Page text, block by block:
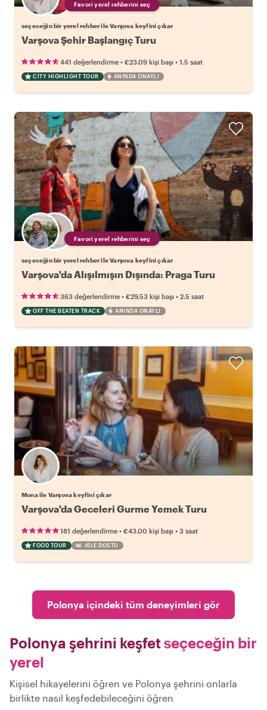
Favori yerel rehberini seç
seçeceğin bir yerel rehber ile Varşova keyfini çıkar
Varşova Şehir Başlangıç Turu
441 değerlendirme • €23.09 kişi başı • 1.5 saat
CITY HIGHLIGHT TOUR ANINDA ONAYLI
Favori yerel rehberini seç
seçeceğin bir yerel rehber ile Varşova keyfini çıkar
Varşova'da Alışılmışın Dışında: Praga Turu
363 değerlendirme • €29.53 kişi başı • 2.5 saat
OFF THE BEATEN TRACK ANINDA ONAYLI
Mona ile Varşova keyfini çıkar
Varşova'da Geceleri Gurme Yemek Turu
181 değerlendirme • €43.00 kişi başı • 3 saat
FOOD TOUR AILE DOSTU
Polonya içindeki tüm deneyimleri gör
Polonya şehrini keşfetseçeceğin bir
yerel
Kişisel hikayelerini öğren ve Polonya şehrini onlarla
birlikte nasıl keşfedebileceğini öğren